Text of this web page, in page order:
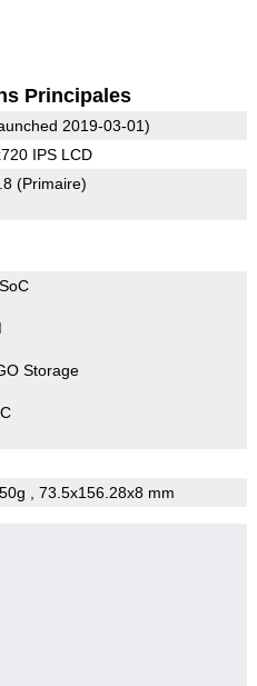
Principales
2019-03-01)
IPS LCD
(Primaire)
Storage
, 73.5x156.28x8 mm